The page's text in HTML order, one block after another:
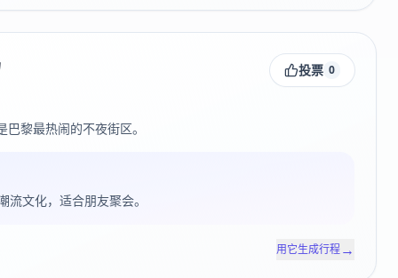
投票 0
黎最热闹的不夜街区。
文化，适合朋友聚会。
用它生成行程→